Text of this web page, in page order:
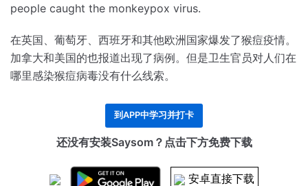
people caught the monkeypox virus.
在英国、葡萄牙、西班牙和其他欧洲国家爆发了猴痘疫情。
加拿大和美国的也报道出现了病例。 但是卫生官员对人们在
哪里感染猴痘病毒没有什么线索。
到APP中学习并打卡
还没有安装Saysom？点击下方免费下载
安卓直接下载